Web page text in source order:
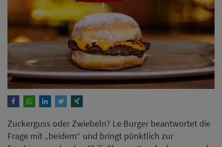
Zuckerguss oder Zwiebeln? Le Burger beantwortet die
Frage mit „beidem“ und bringt pünktlich zur